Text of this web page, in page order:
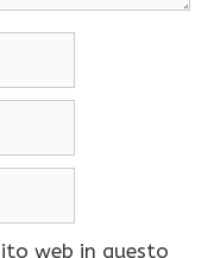
web in questo